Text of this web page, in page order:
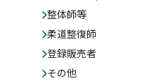
整体師等
柔道整復師
登録販売者
その他